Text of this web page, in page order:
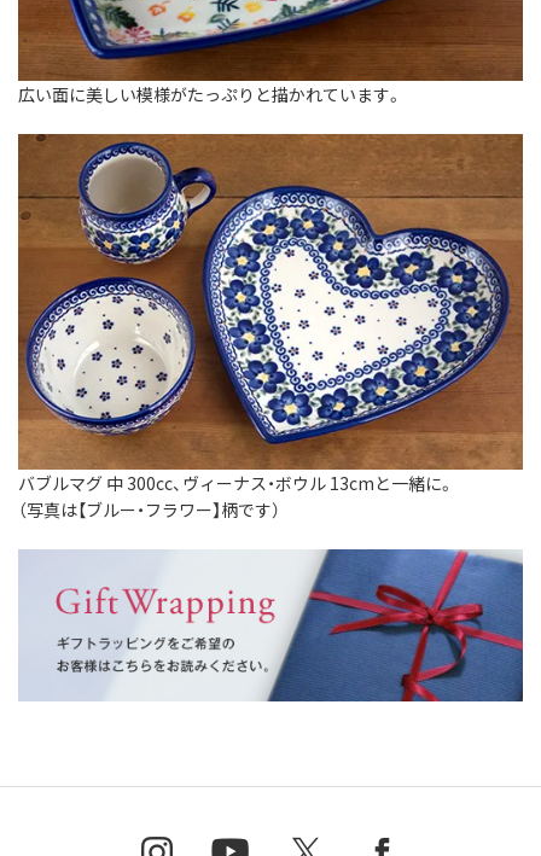
広い面に美しい模様がたっぷりと描かれています。
バブルマグ 中 300cc、ヴィーナス・ボウル 13cmと一緒に。
（写真は【ブルー・フラワー】柄です）